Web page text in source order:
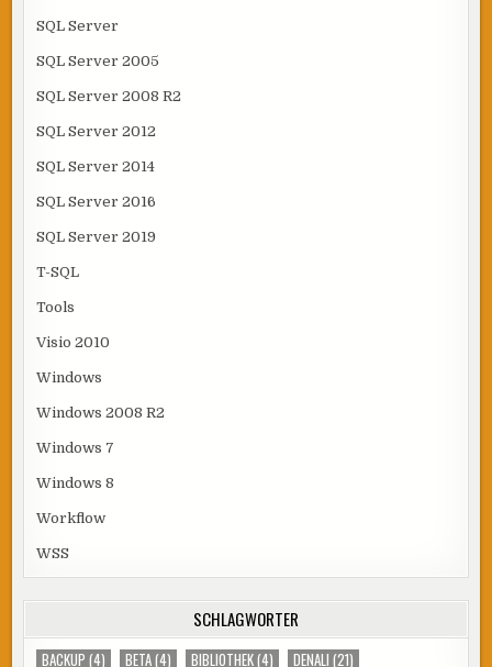
SQL Server
SQL Server 2005
SQL Server 2008 R2
SQL Server 2012
SQL Server 2014
SQL Server 2016
SQL Server 2019
T-SQL
Tools
Visio 2010
Windows
Windows 2008 R2
Windows 7
Windows 8
Workflow
WSS
SCHLAGWÖRTER
BACKUP (4) BETA(4) BIBLIOTHEK(4) DENALI (21)